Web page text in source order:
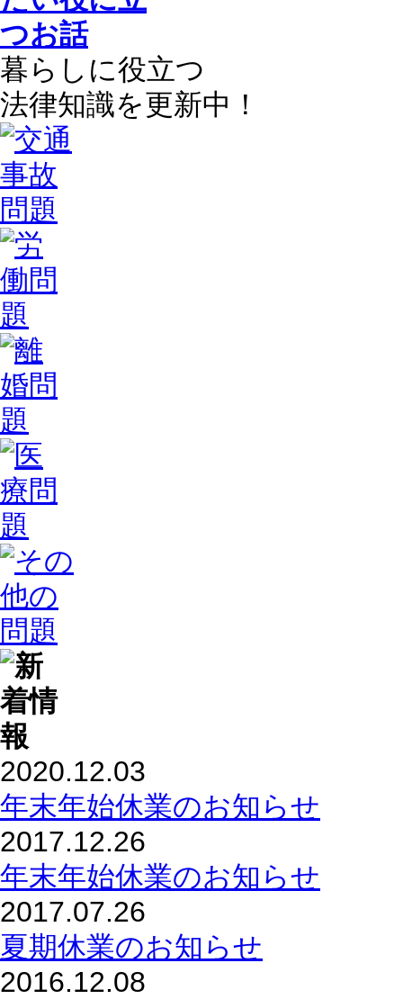
暮らしに役立つ
法律知識を更新中！
2020.12.03
年末年始休業のお知らせ
2017.12.26
年末年始休業のお知らせ
2017.07.26
夏期休業のお知らせ
2016.12.08